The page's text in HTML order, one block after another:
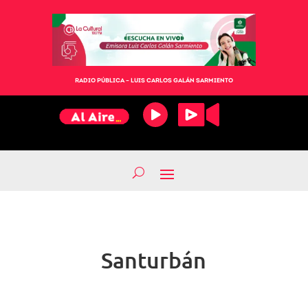
RADIO PÚBLICA – LUIS CARLOS GALÁN SARMIENTO
Santurbán